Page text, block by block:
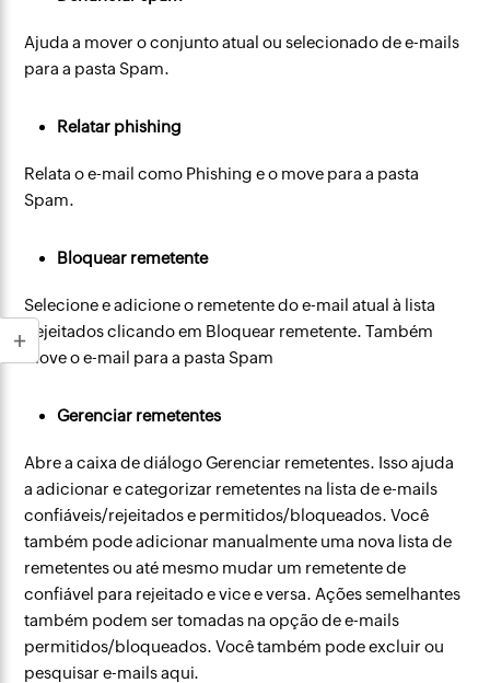
Ajuda a mover o conjunto atual ou selecionado de e-mails
para a pasta Spam.
Relatar phishing
Relata o e-mail como Phishing e o move para a pasta
Spam.
Bloquear remetente
Selecione e adicione o remetente do e-mail atual à lista
Rejeitados clicando em Bloquear remetente. Também
move o e-mail para a pasta Spam
Gerenciar remetentes
Abre a caixa de diálogo Gerenciar remetentes. Isso ajuda
a adicionar e categorizar remetentes na lista de e-mails
confiáveis/rejeitados e permitidos/bloqueados. Você
também pode adicionar manualmente uma nova lista de
remetentes ou até mesmo mudar um remetente de
confiável para rejeitado e vice e versa. Ações semelhantes
também podem ser tomadas na opção de e-mails
permitidos/bloqueados. Você também pode excluir ou
pesquisar e-mails aqui.